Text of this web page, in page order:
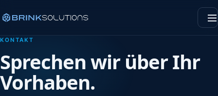
KONTAKT
Sprechen wir über Ihr
Vorhaben.